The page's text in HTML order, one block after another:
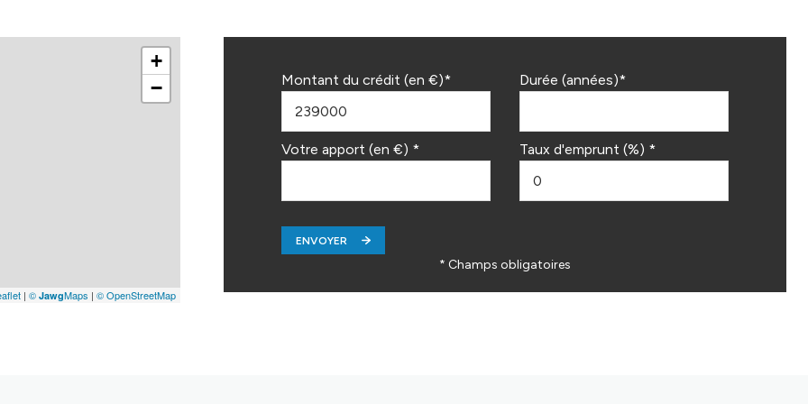
+
−
| © JawgMaps | © OpenStreetMap
Montant du crédit (en €)* Durée (années)*
Votre apport (en €) * Taux d'emprunt (%) *
ENVOYER
* Champs obligatoires